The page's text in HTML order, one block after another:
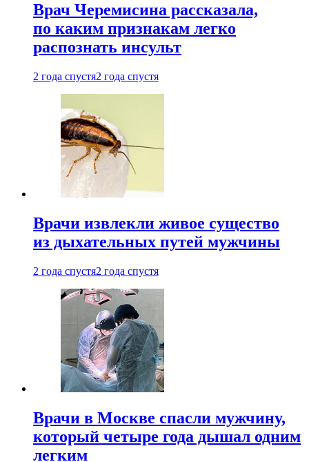
Врач Черемисина рассказала,
по каким признакам легко
распознать инсульт
2 года спустя2 года спустя
Врачи извлекли живое существо
из дыхательных путей мужчины
2 года спустя2 года спустя
Врачи в Москве спасли мужчину,
который четыре года дышал одним
легким